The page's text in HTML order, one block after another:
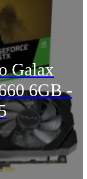
Galax
6GB -